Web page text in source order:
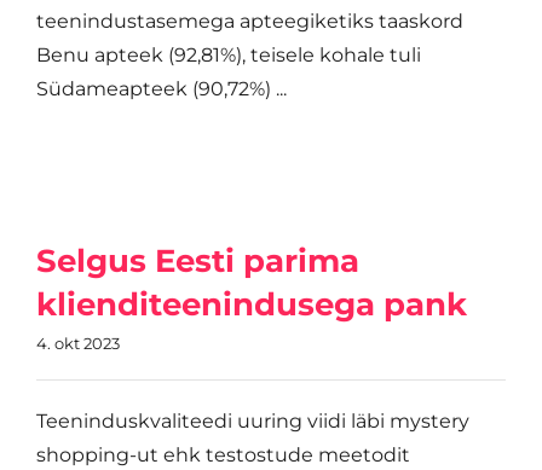
teenindustasemega apteegiketiks taaskord
Benu apteek (92,81%), teisele kohale tuli
Südameapteek (90,72%) ...
Selgus Eesti parima
klienditeenindusega pank
4. okt 2023
Teeninduskvaliteedi uuring viidi läbi mystery
shopping-ut ehk testostude meetodit